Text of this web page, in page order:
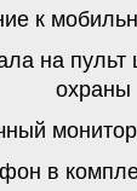
к
на пульт
охраны
в